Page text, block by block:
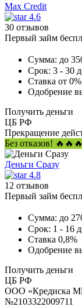
Max Credit
4.6
30 отзывов
Первый займ
Сумма: до
Срок: 3 - 30
Ставка от 0%
Одобрение
Получить деньги
ЦБ РФ
Прекращение
Без отказов! 🔥🔥🔥
Деньги Сразу
4.8
12 отзывов
Первый займ
Сумма: до
Срок: 1 - 16
Ставка 0,8%
Одобрение
Получить деньги
ЦБ РФ
ООО «Кредиска
№2103322009711